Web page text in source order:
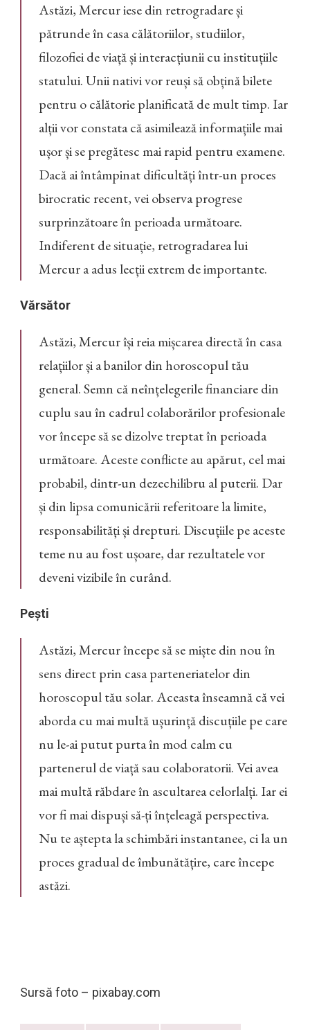
Astăzi, Mercur iese din retrogradare și
pătrunde în casa călătoriilor, studiilor,
filozofiei de viață și interacțiunii cu instituțiile
statului. Unii nativi vor reuși să obțină bilete
pentru o călătorie planificată de mult timp. Iar
alții vor constata că asimilează informațiile mai
ușor și se pregătesc mai rapid pentru examene.
Dacă ai întâmpinat dificultăți într-un proces
birocratic recent, vei observa progrese
surprinzătoare în perioada următoare.
Indiferent de situație, retrogradarea lui
Mercur a adus lecții extrem de importante.
Vărsător
Astăzi, Mercur își reia mișcarea directă în casa
relațiilor și a banilor din horoscopul tău
general. Semn că neînțelegerile financiare din
cuplu sau în cadrul colaborărilor profesionale
vor începe să se dizolve treptat în perioada
următoare. Aceste conflicte au apărut, cel mai
probabil, dintr-un dezechilibru al puterii. Dar
și din lipsa comunicării referitoare la limite,
responsabilități și drepturi. Discuțiile pe aceste
teme nu au fost ușoare, dar rezultatele vor
deveni vizibile în curând.
Pești
Astăzi, Mercur începe să se miște din nou în
sens direct prin casa parteneriatelor din
horoscopul tău solar. Aceasta înseamnă că vei
aborda cu mai multă ușurință discuțiile pe care
nu le-ai putut purta în mod calm cu
partenerul de viață sau colaboratorii. Vei avea
mai multă răbdare în ascultarea celorlalți. Iar ei
vor fi mai dispuși să-ți înțeleagă perspectiva.
Nu te aștepta la schimbări instantanee, ci la un
proces gradual de îmbunătățire, care începe
astăzi.
Sursă foto – pixabay.com